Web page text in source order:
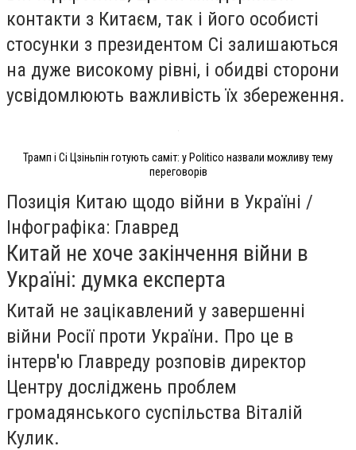
контакти з Китаєм, так і його особисті
стосунки з президентом Сі залишаються
на дуже високому рівні, і обидві сторони
усвідомлюють важливість їх збереження.
Трамп і Сі Цзіньпін готують саміт: у Politico назвали можливу тему
переговорів
​Позиція Китаю щодо війни в Україні /
Інфографіка: Главред
Китай не хоче закінчення війни в
Україні: думка експерта
Китай не зацікавлений у завершенні
війни Росії проти України. Про це в
інтерв'ю Главреду розповів директор
Центру досліджень проблем
громадянського суспільства Віталій
Кулик.